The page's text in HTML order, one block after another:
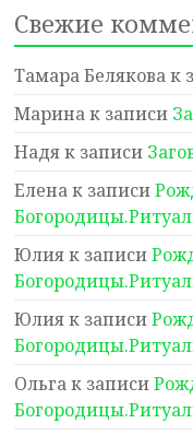
Свежие
Тамара Беляковак
Маринак записи
Надяк записи
Еленак записи
Юлияк записи
Юлияк записи
Ольгак записи